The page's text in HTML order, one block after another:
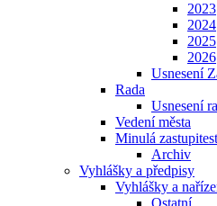
2023
2024
2025
2026
Usnesení
Rada
Usnesení
Vedení města
Minulá
Archiv
Vyhlášky a předpisy
Vyhlášky a